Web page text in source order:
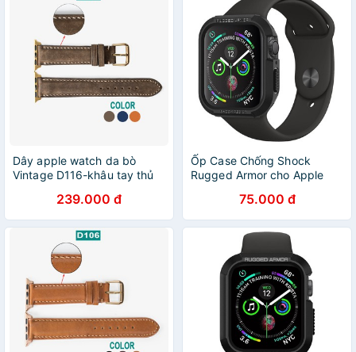
Dây apple watch da bò
Vintage D116-khâu tay thủ
series 3 series 4 series 5
239.000 đ
Ốp Case Chống Shock
Rugged Armor cho Apple
Watch SE/ Apple Watch
Series 5/4 Size 40/44mm
75.000 đ